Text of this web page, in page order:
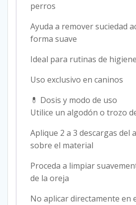
perros
Ayuda a remover suciedad
forma suave
Ideal para rutinas de
Uso exclusivo en caninos
💊 Dosis y modo de uso
Utilice un algodón o trozo
Aplique 2 a 3 descargas del
sobre el material
Proceda a limpiar
de la oreja
No aplicar directamente en